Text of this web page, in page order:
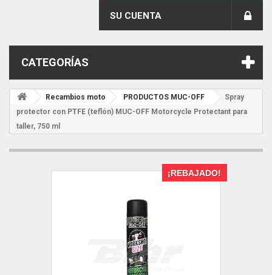
SU CUENTA
CATEGORÍAS
Recambios moto PRODUCTOS MUC-OFF
Spray
protector con PTFE (teflón) MUC-OFF Motorcycle Protectant para
taller, 750 ml
¡REBAJADO!